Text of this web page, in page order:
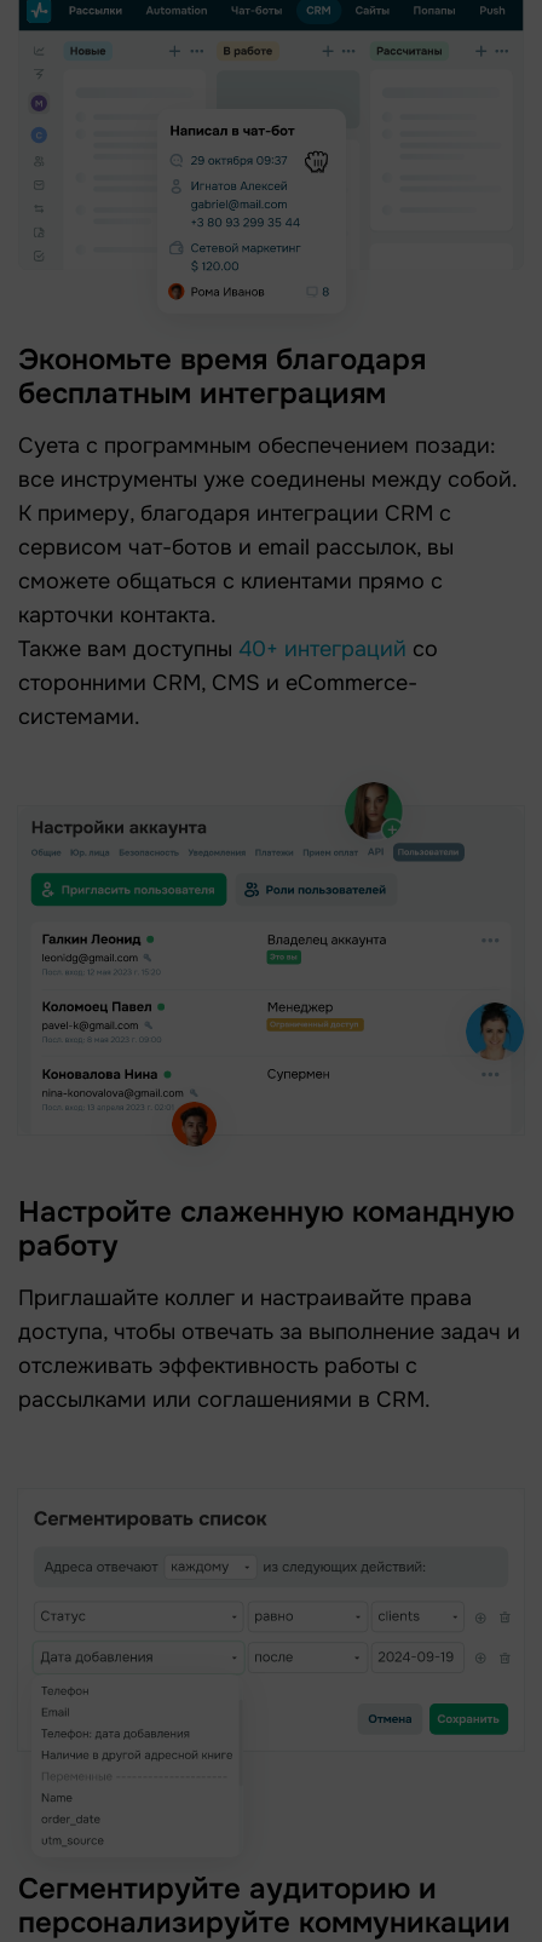
Экономьте время благодаря
бесплатным интеграциям
Суета с программным обеспечением позади:
все инструменты уже соединены между собой.
К примеру, благодаря интеграции CRM с
сервисом чат-ботов и email рассылок, вы
сможете общаться с клиентами прямо с
карточки контакта.
Также вам доступны 40+ интеграций со
сторонними CRM, CMS и eCommerce-
системами.
Настройте слаженную командную
работу
Приглашайте коллег и настраивайте права
доступа, чтобы отвечать за выполнение задач и
отслеживать эффективность работы с
рассылками или соглашениями в CRM.
Сегментируйте аудиторию и
персонализируйте коммуникации